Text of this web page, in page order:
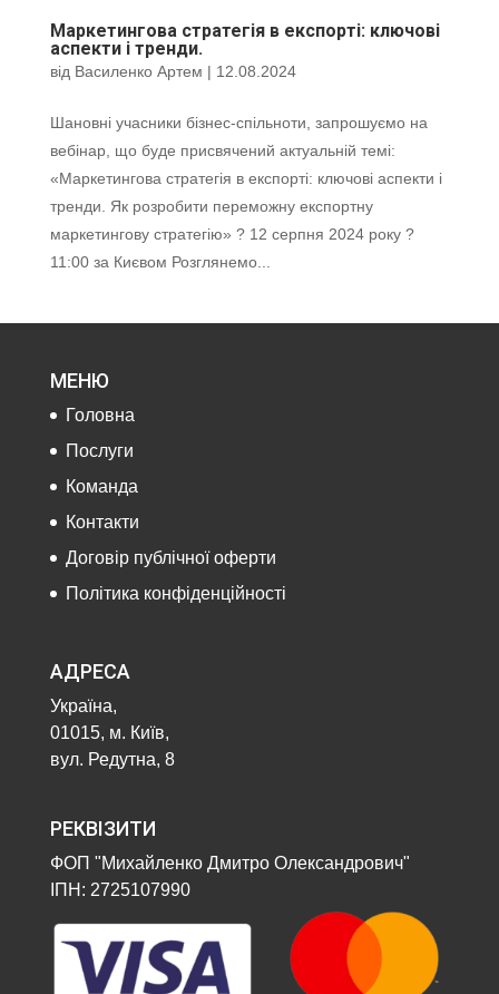
Маркетингова стратегія в експорті: ключові
аспекти і тренди.
від Василенко Артем | 12.08.2024
Шановні учасники бізнес-спільноти, запрошуємо на
вебінар, що буде присвячений актуальній темі:
«Маркетингова стратегія в експорті: ключові аспекти і
тренди. Як розробити переможну експортну
маркетингову стратегію» ? 12 серпня 2024 року ?
11:00 за Києвом Розглянемо...
МЕНЮ
Головна
Послуги
Команда
Контакти
Договір публічної оферти
Політика конфіденційності
АДРЕСА
Україна,
01015, м. Київ,
вул. Редутна, 8
РЕКВІЗИТИ
ФОП "Михайленко Дмитро Олександрович"
ІПН: 2725107990